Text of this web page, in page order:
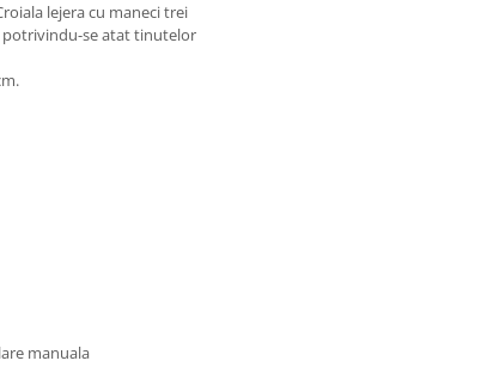
lejera cu maneci trei
se atat tinutelor
manuala